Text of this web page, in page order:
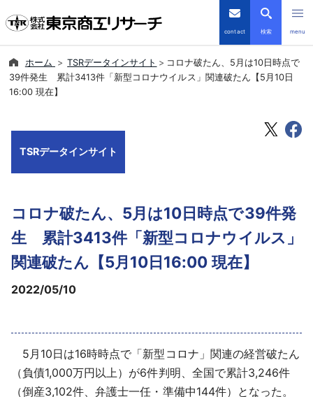
contact 検索 menu
倒産・注目企業情報
TSR-PLUS
会社案内
商品・サービス
採用情報
よくあるご質問
ホーム TSRデータインサイト
コロナ破たん、5月は10日時点で
39件発生 累計3413件「新型コロナウイルス」関連破たん【5月10日
16:00 現在】
TSRデータインサイト
コロナ破たん、5月は10日時点で39件発
生 累計3413件「新型コロナウイルス」
関連破たん【5月10日16:00 現在】
2022/05/10
5月10日は16時時点で「新型コロナ」関連の経営破たん
（負債1,000万円以上）が6件判明、全国で累計3,246件
（倒産3,102件、弁護士一任・準備中144件）となった。